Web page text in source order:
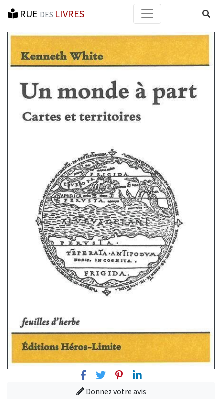
RUE DES LIVRES
FacebookTwitterPinterest
Linkedin
Donnez votre avis